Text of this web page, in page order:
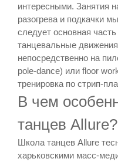
интересными. Занятия
разогрева и подкачки
следует основная
танцевальные
непосредственно на
pole-dance) или floor
тренировка по стрип-
В чем
танцев Allure?
Школа танцев Allure
харьковскими масс-